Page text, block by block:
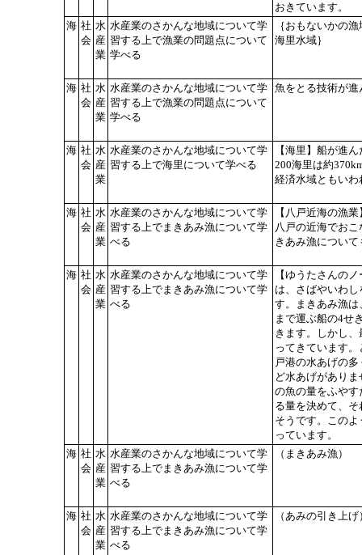
おきています。
海 社
会
水
産
業
水産業のさかんな地域について学
習する上で漁業の問題点について
学べる
｛おもないかの
海里水域｝
海 社
会
水
産
業
水産業のさかんな地域について学
習する上で漁業の問題点について
学べる
魚をとる技術が
海 社
会
水
産
業
水産業のさかんな地域について学
習する上で海里について学べる
【海里】船が進
200海里は約
経済水域ともいわ
海 社
会
水
産
業
水産業のさかんな地域について学
習する上でまきあみ漁について学
べる
【八戸近海の漁
八戸の近海でお
きあみ漁につい
海 社
会
水
産
業
水産業のさかんな地域について学
習する上でまきあみ漁について学
べる
【ゆうたさんの
は、さばやいわ
す。まきあみ漁
まで運ぶ船の4せ
きます。しかし
ってきています
戸港の水あげの
ど水あげがあり
の魚の量をふや
る量を決めて、
そうです。この
っています。
海 社
会
水
産
業
水産業のさかんな地域について学
習する上でまきあみ漁について学
べる
（まきあみ漁）
海 社
会
水
産
業
水産業のさかんな地域について学
習する上でまきあみ漁について学
べる
（あみの引き上げ